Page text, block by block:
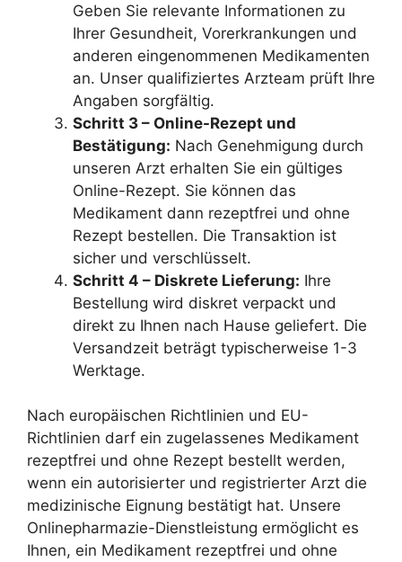
Geben Sie relevante Informationen zu
Ihrer Gesundheit, Vorerkrankungen und
anderen eingenommenen Medikamenten
an. Unser qualifiziertes Arzteam prüft Ihre
Angaben sorgfältig.
Schritt 3 – Online-Rezept und
Bestätigung: Nach Genehmigung durch
unseren Arzt erhalten Sie ein gültiges
Online-Rezept. Sie können das
Medikament dann rezeptfrei und ohne
Rezept bestellen. Die Transaktion ist
sicher und verschlüsselt.
Schritt 4 – Diskrete Lieferung: Ihre
Bestellung wird diskret verpackt und
direkt zu Ihnen nach Hause geliefert. Die
Versandzeit beträgt typischerweise 1-3
Werktage.
Nach europäischen Richtlinien und EU-
Richtlinien darf ein zugelassenes Medikament
rezeptfrei und ohne Rezept bestellt werden,
wenn ein autorisierter und registrierter Arzt die
medizinische Eignung bestätigt hat. Unsere
Onlinepharmazie-Dienstleistung ermöglicht es
Ihnen, ein Medikament rezeptfrei und ohne